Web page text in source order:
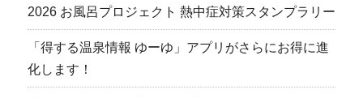
2026 お風呂プロジェクト 熱中症対策スタンプラリー
「得する温泉情報 ゆーゆ」アプリがさらにお得に進
化します！